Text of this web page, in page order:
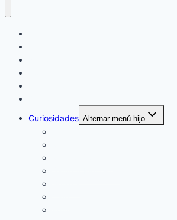
Curiosidades Alternar menú hijo